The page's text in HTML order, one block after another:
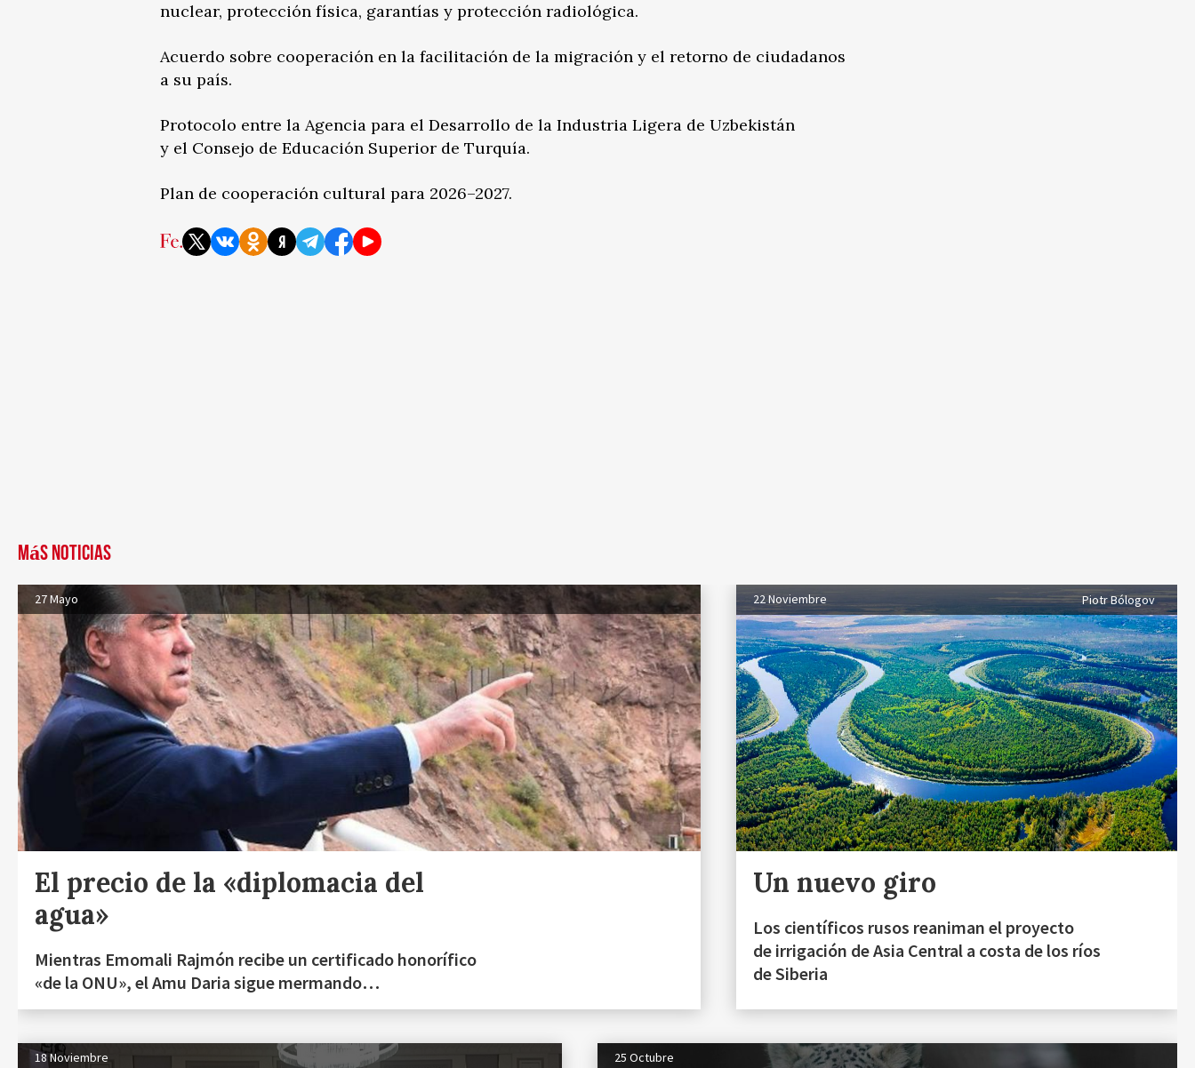
nuclear, protección física, garantías y protección radiológica.
Acuerdo sobre cooperación en la facilitación de la migración y el retorno de ciudadanos
a su país.
Protocolo entre la Agencia para el Desarrollo de la Industria Ligera de Uzbekistán
y el Consejo de Educación Superior de Turquía.
Plan de cooperación cultural para 2026–2027.
Más noticias
27 Mayo
El precio de la «diplomacia del
agua»
Mientras Emomali Rajmón recibe un certificado honorífico
«de la ONU», el Amu Daria sigue mermando…
22 Noviembre Piotr Bólogov
Un nuevo giro
Los científicos rusos reaniman el proyecto
de irrigación de Asia Central a costa de los ríos
de Siberia
18 Noviembre 25 Octubre